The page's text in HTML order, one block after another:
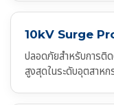
10kV Surge
ปลอดภัยสำหรับการติด
สูงสุดในระดับอุตสาหก